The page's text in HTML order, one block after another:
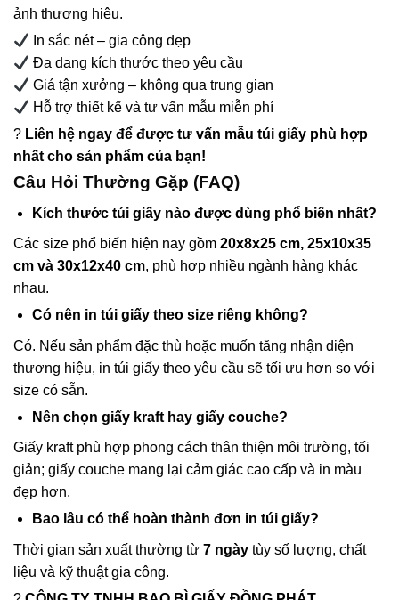
ảnh thương hiệu.
In sắc nét – gia công đẹp
Đa dạng kích thước theo yêu cầu
Giá tận xưởng – không qua trung gian
Hỗ trợ thiết kế và tư vấn mẫu miễn phí
? Liên hệ ngay để được tư vấn mẫu túi giấy phù hợp
nhất cho sản phẩm của bạn!
Câu Hỏi Thường Gặp (FAQ)
Kích thước túi giấy nào được dùng phổ biến nhất?
Các size phổ biến hiện nay gồm 20x8x25 cm, 25x10x35
cm và 30x12x40 cm, phù hợp nhiều ngành hàng khác
nhau.
Có nên in túi giấy theo size riêng không?
Có. Nếu sản phẩm đặc thù hoặc muốn tăng nhận diện
thương hiệu, in túi giấy theo yêu cầu sẽ tối ưu hơn so với
size có sẵn.
Nên chọn giấy kraft hay giấy couche?
Giấy kraft phù hợp phong cách thân thiện môi trường, tối
giản; giấy couche mang lại cảm giác cao cấp và in màu
đẹp hơn.
Bao lâu có thể hoàn thành đơn in túi giấy?
Thời gian sản xuất thường từ 7 ngày tùy số lượng, chất
liệu và kỹ thuật gia công.